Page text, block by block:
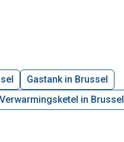
Gastank in Brussel
Verwarmingsketel in Brussel